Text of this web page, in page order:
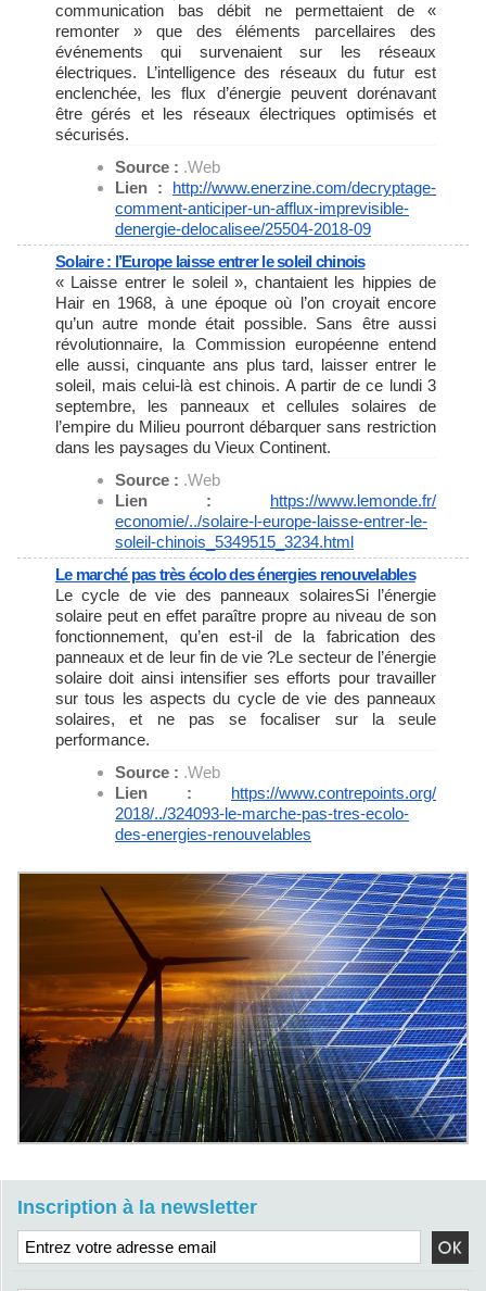
communication bas débit ne permettaient de «
remonter » que des éléments parcellaires des
événements qui survenaient sur les réseaux
électriques. L’intelligence des réseaux du futur est
enclenchée, les flux d’énergie peuvent dorénavant
être gérés et les réseaux électriques optimisés et
sécurisés.
Source : .Web
Lien : http://www.enerzine.com/decryptage-
comment-anticiper-un-afflux-imprevisible-
denergie-delocalisee/25504-2018-09
Solaire : l’Europe laisse entrer le soleil chinois
« Laisse entrer le soleil », chantaient les hippies de
Hair en 1968, à une époque où l’on croyait encore
qu’un autre monde était possible. Sans être aussi
révolutionnaire, la Commission européenne entend
elle aussi, cinquante ans plus tard, laisser entrer le
soleil, mais celui-là est chinois. A partir de ce lundi 3
septembre, les panneaux et cellules solaires de
l’empire du Milieu pourront débarquer sans restriction
dans les paysages du Vieux Continent.
Source : .Web
Lien : https://www.lemonde.fr/
economie/../solaire-l-europe-laisse-entrer-le-
soleil-chinois_5349515_3234.html
Le marché pas très écolo des énergies renouvelables
Le cycle de vie des panneaux solairesSi l’énergie
solaire peut en effet paraître propre au niveau de son
fonctionnement, qu’en est-il de la fabrication des
panneaux et de leur fin de vie ?Le secteur de l’énergie
solaire doit ainsi intensifier ses efforts pour travailler
sur tous les aspects du cycle de vie des panneaux
solaires, et ne pas se focaliser sur la seule
performance.
Source : .Web
Lien : https://www.contrepoints.org/
2018/../324093-le-marche-pas-tres-ecolo-
des-energies-renouvelables
Inscription à la newsletter